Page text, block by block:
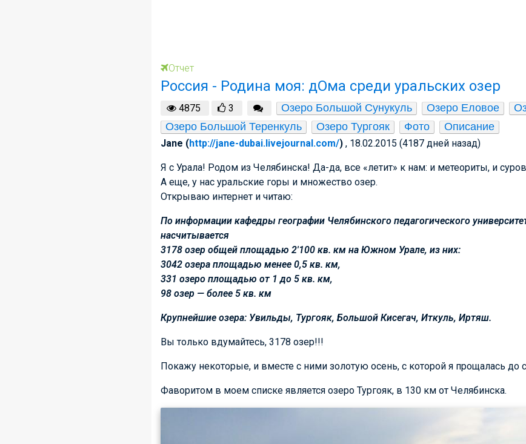
Отчет
Россия - Родина моя: дОма среди уральских озер
4875 3 Озеро Большой Сунукуль Озеро Еловое
Озеро Большой Теренкуль
Озеро Тургояк Фото Описание
Jane (http://jane-dubai.livejournal.com/) , 18.02.2015 (4187 дней назад)
Я с Урала! Родом из Челябинска! Да-да, все «летит» к нам: и метеориты, и
А еще, у нас уральские горы и множество озер.
Открываю интернет и читаю:
По информации кафедры географии Челябинского педагогического
насчитывается
3178 озер общей площадью 2'100 кв. км на Южном Урале, из них:
3042 озера площадью менее 0,5 кв. км,
331 озеро площадью от 1 до 5 кв. км,
98 озер — более 5 кв. км
Крупнейшие озера: Увильды, Тургояк, Большой Кисегач, Иткуль, Иртяш.
Вы только вдумайтесь, 3178 озер!!!
Покажу некоторые, и вместе с ними золотую осень, с которой я прощалась до
Фаворитом в моем списке является озеро Тургояк, в 130 км от Челябинска.